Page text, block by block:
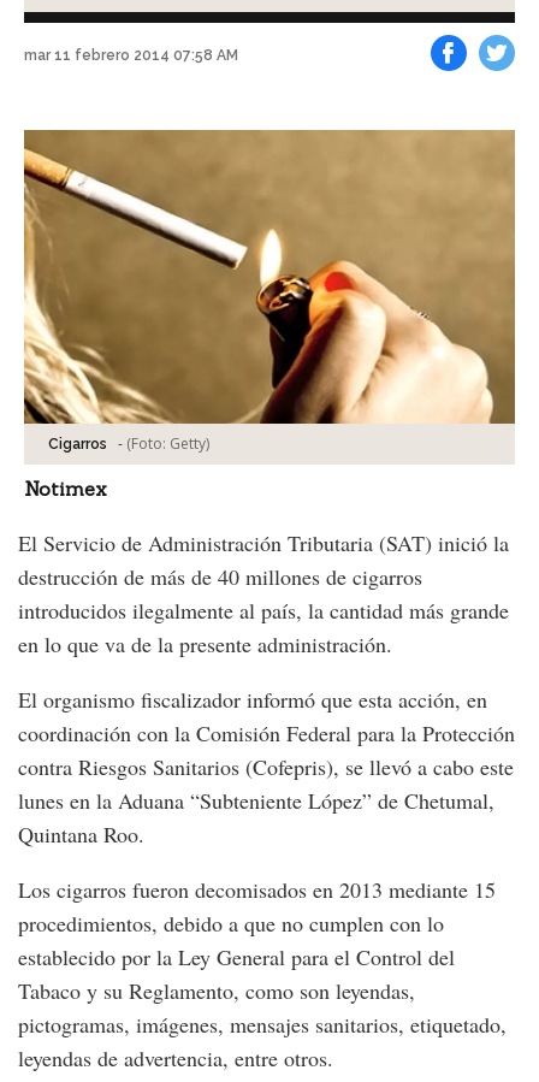
mar 11 febrero 2014 07:58 AM
Cigarros - (Foto: Getty)
Notimex
El Servicio de Administración Tributaria (SAT) inició la
destrucción de más de 40 millones de cigarros
introducidos ilegalmente al país, la cantidad más grande
en lo que va de la presente administración.
El organismo fiscalizador informó que esta acción, en
coordinación con la Comisión Federal para la Protección
contra Riesgos Sanitarios (Cofepris), se llevó a cabo este
lunes en la Aduana “Subteniente López” de Chetumal,
Quintana Roo.
Los cigarros fueron decomisados en 2013 mediante 15
procedimientos, debido a que no cumplen con lo
establecido por la Ley General para el Control del
Tabaco y su Reglamento, como son leyendas,
pictogramas, imágenes, mensajes sanitarios, etiquetado,
leyendas de advertencia, entre otros.